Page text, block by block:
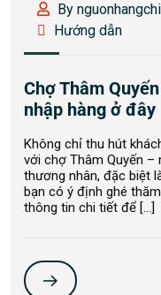
By
Hướng dẫn
Chợ Thâm
nhập hàng ở đây
Không chỉ thu hút
với chợ Thâm Quyến
thương nhân, đặc biệt
bạn có ý định ghé
thông tin chi tiết để […]